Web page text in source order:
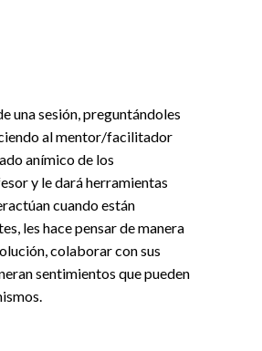
una sesión, preguntándoles
al mentor/facilitador
anímico de los
y le dará herramientas
cuando están
les hace pensar de manera
colaborar con sus
sentimientos que pueden